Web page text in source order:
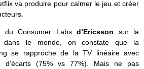
va produire pour calmer le jeu et créer
du Consumer Labsd’Ericsson sur la
dans le monde, on constate que la
se rapproche de la TV linéaire avec
d’écarts (75% vs 77%). Mais ne pas